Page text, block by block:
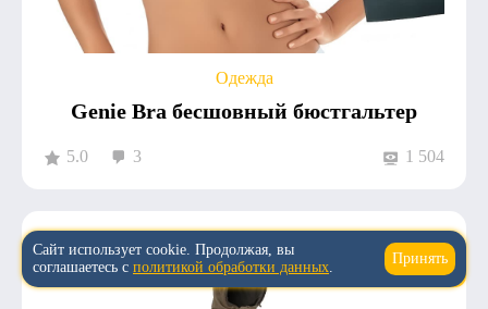
Одежда
Genie Bra бесшовный бюстгальтер
5.0 3 1 504
↑
Сайт использует cookie. Продолжая, вы
соглашаетесь с политикой обработки данных.
Принять